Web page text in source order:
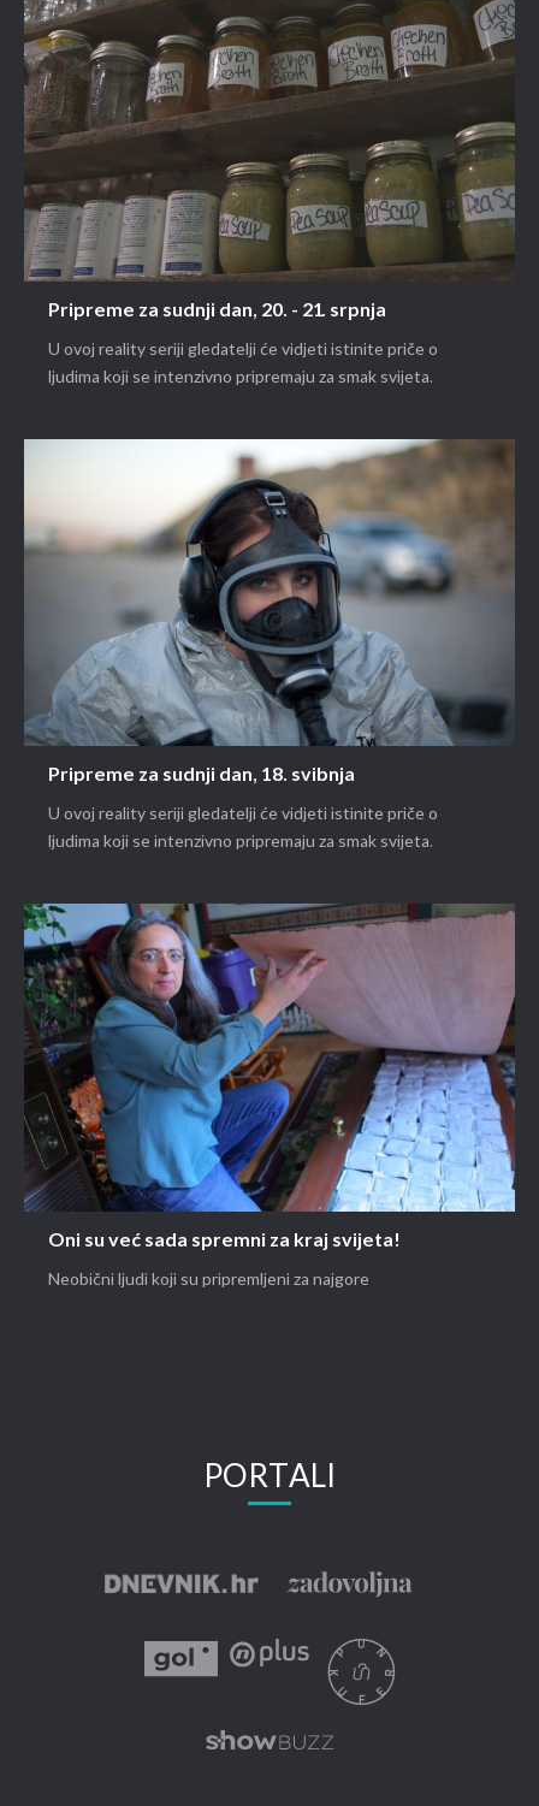
Pripreme za sudnji dan, 20. - 21. srpnja
U ovoj reality seriji gledatelji će vidjeti istinite priče o
ljudima koji se intenzivno pripremaju za smak svijeta.
Pripreme za sudnji dan, 18. svibnja
U ovoj reality seriji gledatelji će vidjeti istinite priče o
ljudima koji se intenzivno pripremaju za smak svijeta.
Oni su već sada spremni za kraj svijeta!
Neobični ljudi koji su pripremljeni za najgore
PORTALI